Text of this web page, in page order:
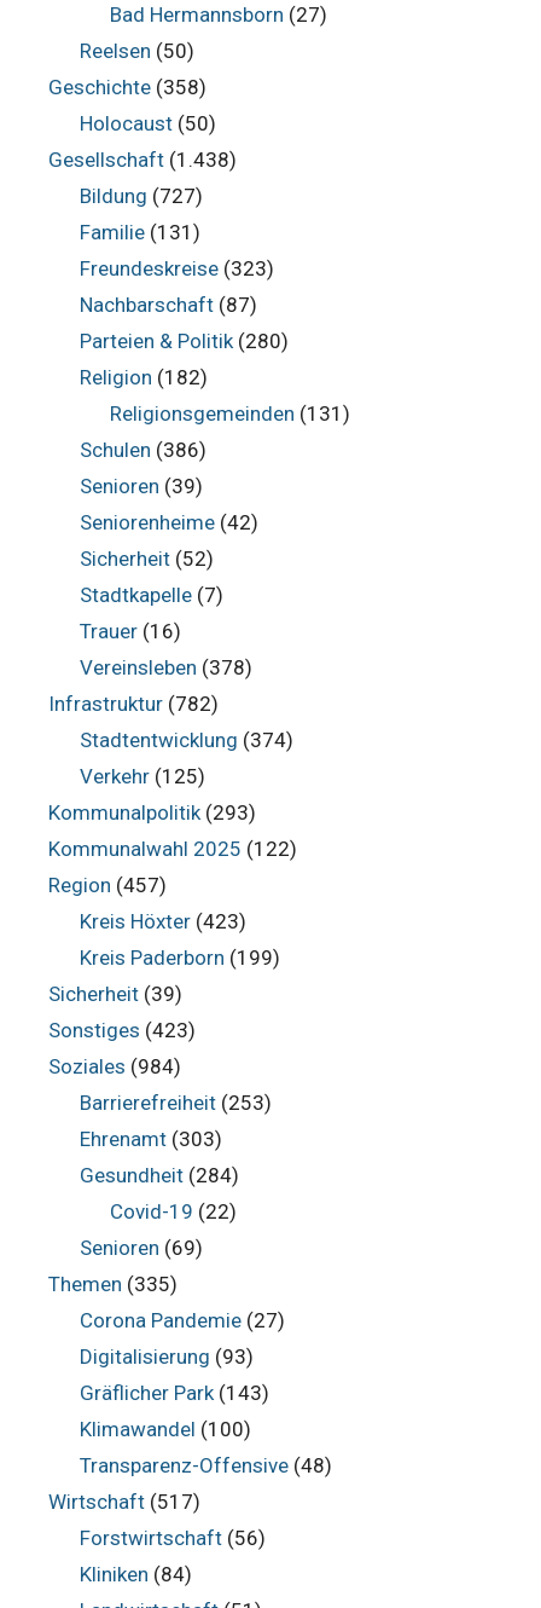
Bad Hermannsborn (27)
Reelsen (50)
Geschichte (358)
Holocaust(50)
Gesellschaft (1.438)
Bildung (727)
Familie(131)
Freundeskreise(323)
Nachbarschaft(87)
Parteien & Politik(280)
Religion (182)
Religionsgemeinden (131)
Schulen (386)
Senioren (39)
Seniorenheime(42)
Sicherheit(52)
Stadtkapelle(7)
Trauer(16)
Vereinsleben (378)
Infrastruktur (782)
Stadtentwicklung (374)
Verkehr(125)
Kommunalpolitik (293)
Kommunalwahl 2025 (122)
Region (457)
Kreis Höxter(423)
Kreis Paderborn (199)
Sicherheit (39)
Sonstiges (423)
Soziales (984)
Barrierefreiheit(253)
Ehrenamt(303)
Gesundheit(284)
Covid-19 (22)
Senioren (69)
Themen (335)
Corona Pandemie(27)
Digitalisierung (93)
Gräflicher Park(143)
Klimawandel (100)
Transparenz-Offensive(48)
Wirtschaft (517)
Forstwirtschaft(56)
Kliniken (84)